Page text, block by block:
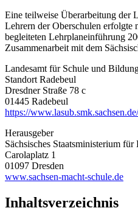
Eine teilweise Überarbeitung der
Lehrern der Oberschulen erfolgte
begleiteten Lehrplaneinführung
Zusammenarbeit mit dem
Landesamt für Schule und
Standort Radebeul
Dresdner Straße 78 c
01445 Radebeul
https://www.lasub.smk.sachsen.de/
Herausgeber
Sächsisches Staatsministerium für
Carolaplatz 1
01097 Dresden
www.sachsen-macht-schule.de
Inhaltsverzeichnis